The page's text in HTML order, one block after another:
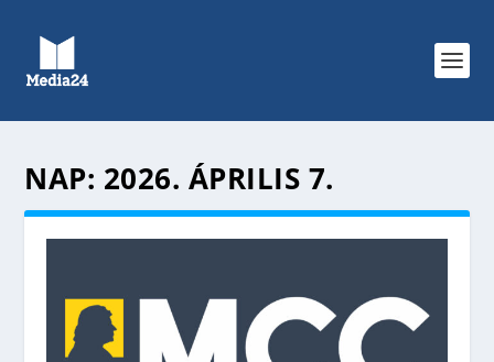
NAP: 2026. ÁPRILIS 7.